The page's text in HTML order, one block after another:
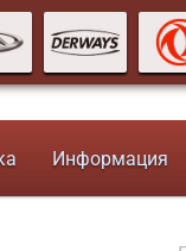
Информация